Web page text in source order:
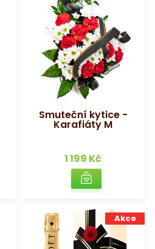
Smuteční kytice -
Karafiáty M
1 199 Kč
Akce